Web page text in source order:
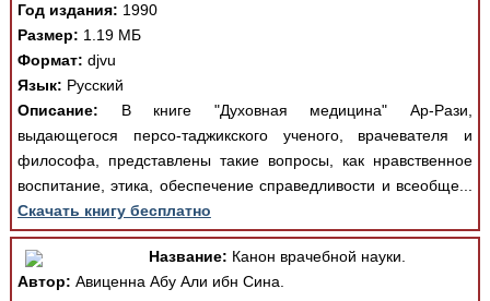
Год издания: 1990
Размер: 1.19 МБ
Формат: djvu
Язык: Русский
Описание: В книге "Духовная медицина" Ар-Рази,
выдающегося персо-таджикского ученого, врачевателя и
философа, представлены такие вопросы, как нравственное
воспитание, этика, обеспечение справедливости и всеобще...
Скачать книгу бесплатно
Название: Канон врачебной науки.
Автор: Авиценна Абу Али ибн Сина.